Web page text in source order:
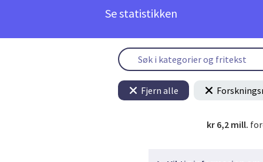
Se statistikken
Fjern alle
kr 6,2 mill.